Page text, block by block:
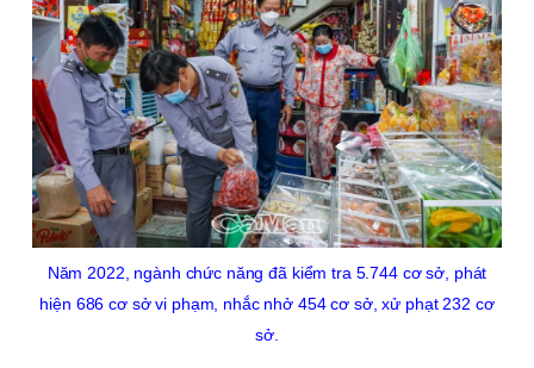
Năm 2022, ngành chức năng đã kiểm tra 5.744 cơ sở, phát
hiện 686 cơ sở vi phạm, nhắc nhở 454 cơ sở, xử phạt 232 cơ
sở.